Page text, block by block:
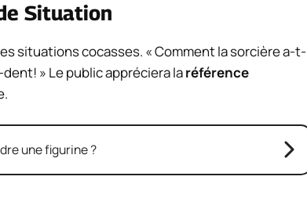
Situation
situations cocasses. « Comment la sorcière a-t-
» Le public appréciera laréférence
une figurine ?